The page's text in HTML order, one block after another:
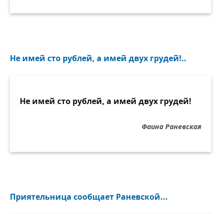
Не имей сто рублей, а имей двух грудей!..
Не имей сто рублей, а имей двух грудей!
Фаина Раневская
Приятельница сообщает Раневской...